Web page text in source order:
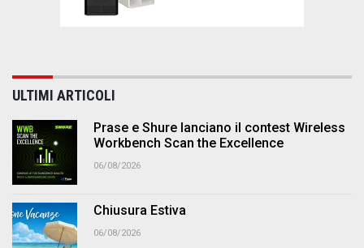
ULTIMI ARTICOLI
Prase e Shure lanciano il contest Wireless
Workbench Scan the Excellence
06/08/2026
Chiusura Estiva
06/08/2026